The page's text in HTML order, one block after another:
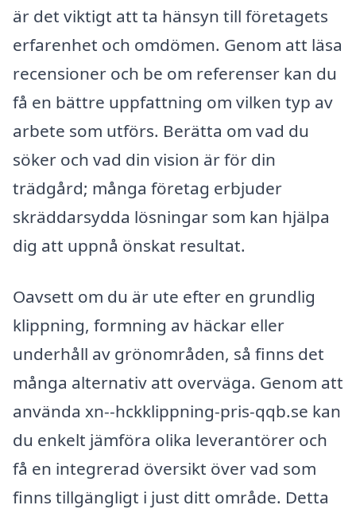
är det viktigt att ta hänsyn till företagets
erfarenhet och omdömen. Genom att läsa
recensioner och be om referenser kan du
få en bättre uppfattning om vilken typ av
arbete som utförs. Berätta om vad du
söker och vad din vision är för din
trädgård; många företag erbjuder
skräddarsydda lösningar som kan hjälpa
dig att uppnå önskat resultat.
Oavsett om du är ute efter en grundlig
klippning, formning av häckar eller
underhåll av grönområden, så finns det
många alternativ att overväga. Genom att
använda xn--hckklippning-pris-qqb.se kan
du enkelt jämföra olika leverantörer och
få en integrerad översikt över vad som
finns tillgängligt i just ditt område. Detta